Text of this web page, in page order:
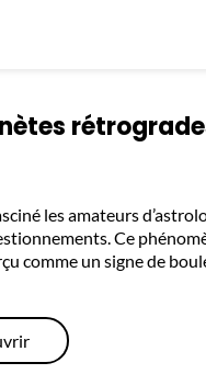
les amateurs
Ce
comme un signe de